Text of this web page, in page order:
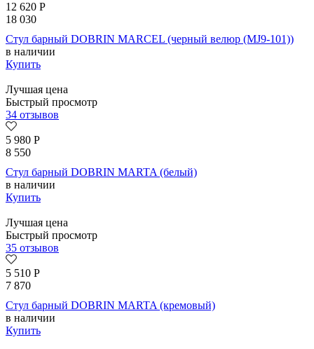
12 620 Р
18 030
Стул барный DOBRIN MARCEL (черный велюр (MJ9-101))
в наличии
Купить
Лучшая цена
Быстрый просмотр
34 отзывов
5 980 Р
8 550
Стул барный DOBRIN MARTA (белый)
в наличии
Купить
Лучшая цена
Быстрый просмотр
35 отзывов
5 510 Р
7 870
Стул барный DOBRIN MARTA (кремовый)
в наличии
Купить